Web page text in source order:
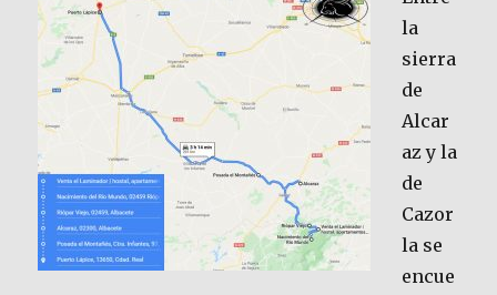
la
sierra
de
Alcar
az y la
de
Cazor
la se
encue